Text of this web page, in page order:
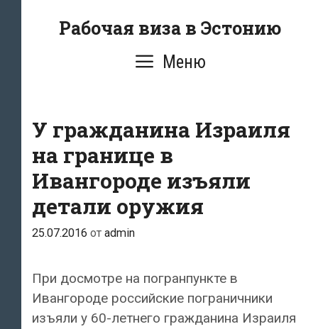
Рабочая виза в Эстонию
Меню
У гражданина Израиля
на границе в
Ивангороде изъяли
детали оружия
25.07.2016 от admin
При досмотре на погранпункте в
Ивангороде российские пограничники
изъяли у 60-летнего гражданина Израиля